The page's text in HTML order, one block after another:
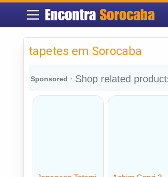
Encontra Sorocaba
tapetes em Sorocaba